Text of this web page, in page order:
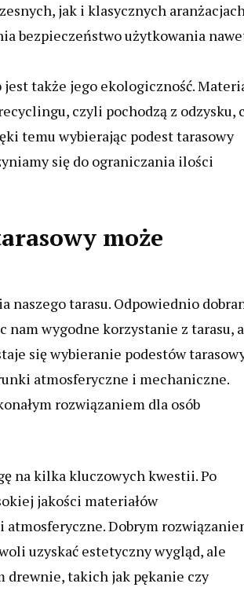
jak i klasycznych
bezpieczeństwo użytkowania
także jego ekologiczność.
czyli pochodzą z odzysku,
temu wybierając podest tarasowy
się do ograniczania ilości
może
naszego tarasu. Odpowiednio
wygodne korzystanie z tarasu,
się wybieranie podestów
atmosferyczne i mechaniczne.
rozwiązaniem dla osób
na kilka kluczowych kwestii. Po
jakości materiałów
atmosferyczne. Dobrym
uzyskać estetyczny wygląd, ale
drewnie, takich jak pękanie czy